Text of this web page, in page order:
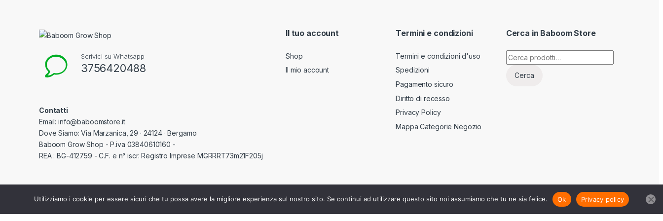
Scrivici su Whatsapp
3756420488
Contatti
Email: info@baboomstore.it
Dove Siamo: Via Marzanica, 29 · 24124 · Bergamo
Baboom Grow Shop - P.iva 03840610160 -
REA : BG-412759 - C.F. e n° iscr. Registro Imprese MGRRRT73m21F205j
Il tuo account
Shop
Il mio account
Termini e condizioni
Termini e condizioni d'uso
Spedizioni
Pagamento sicuro
Diritto di recesso
Privacy Policy
Mappa Categorie Negozio
Cerca in Baboom Store
Cerca:
Cerca
©Baboom Grow Shop- All Rights Reserved - P.iva 03840610160 - REA : BG-412759 - C.F. e n° iscr. Registro Imprese MGRRRT73m21F205j -Privacy Policy
Utilizziamo i cookie per essere sicuri che tu possa avere la migliore esperienza sul nostro sito. Se continui ad utilizzare questo sito noi assumiamo che tu ne sia felice. Ok Privacy policy